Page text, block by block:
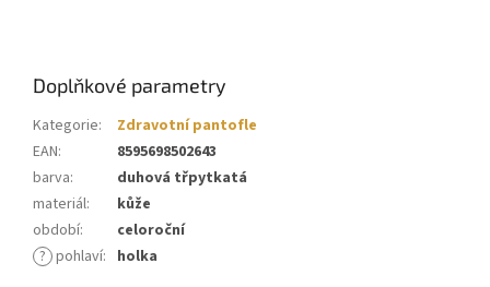
Doplňkové parametry
Kategorie:
Zdravotní pantofle
EAN:
8595698502643
barva:
duhová třpytkatá
materiál:
kůže
období:
celoroční
? pohlaví: holka